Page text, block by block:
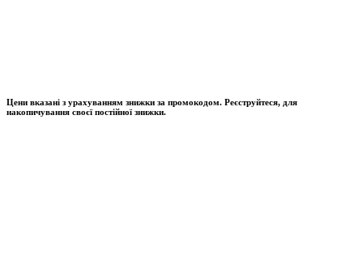
Цени вказані з урахуванням знижки за промокодом. Реєструйтеся, для
накопичування своєї постійної знижки.